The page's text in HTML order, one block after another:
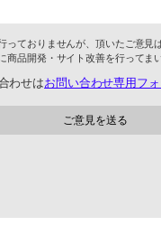
っておりませんが、頂いたご意見
商品開発・サイト改善を行ってま
わせはお問い合わせ専用フ